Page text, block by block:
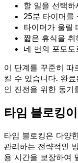
할 일을 선택하
25분 타이머를
타이머가 울릴
짧은 휴식을 취
네 번의 포모
이 단계를 꾸준히 따
킬 수 있습니다. 완
인 진전을 위한 동기
타임 블로킹
타임 블로킹은 다양
관리하는 전략적인
용 시간을 보장하여